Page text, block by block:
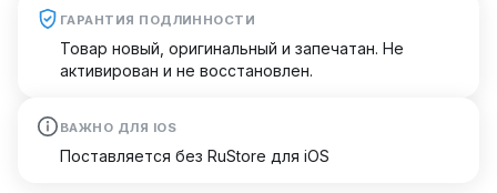
ГАРАНТИЯ ПОДЛИННОСТИ
Товар новый, оригинальный и запечатан. Не
активирован и не восстановлен.
ВАЖНО ДЛЯ IOS
Поставляется без RuStore для iOS